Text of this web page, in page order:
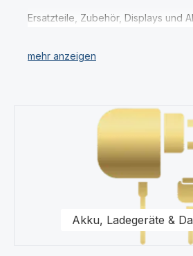
Ersatzteile, Zubehör, Displays und
Universal Zubehör, Displayfolie und
Für uns stehen Qualität und
Produkte für das Xiaomi 13 im
eine Vielzahl von Produkten wie
Schutzhüllen für Ihr Xiaomi 13 in
Kaufen Sie nur Original Zubehör
Kategoriegalerie überspringen
Akku, Ladegeräte &